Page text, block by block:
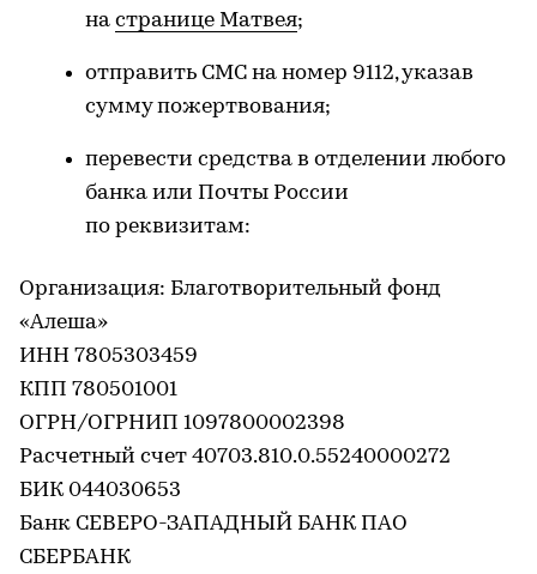
на странице Матвея;
отправить СМС на номер 9112, указав
сумму пожертвования;
перевести средства в отделении любого
банка или Почты России
по реквизитам:
Организация: Благотворительный фонд
«Алеша»
ИНН 7805303459
КПП 780501001
ОГРН/ОГРНИП 1097800002398
Расчетный счет 40703.810.0.55240000272
БИК 044030653
Банк СЕВЕРО-ЗАПАДНЫЙ БАНК ПАО
СБЕРБАНК